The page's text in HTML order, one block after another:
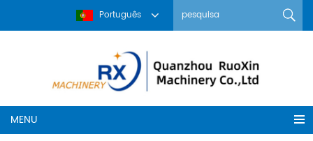
Português
MENU